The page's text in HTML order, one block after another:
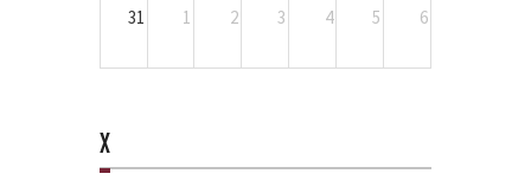
31 1 2 3 4 5 6
X